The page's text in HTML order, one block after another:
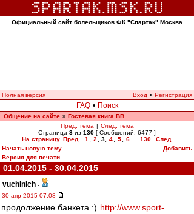
Официальный сайт болельщиков ФК "Спартак" Москва
Полная версия Вход • Регистрация
FAQ • Поиск
Общение на сайте » Гостевая книга ВВ
Пред. тема | След. тема
Страница 3 из 130 [ Сообщений: 6477 ]
На страницу Пред. 1 2 3, 4 5 6 130
След.
Начать новую тему
Добавить
Версия для печати
01.04.2015 - 30.04.2015
vuchinich -
30 апр 2015 07:08
продолжение банкета :) http://www.sport-